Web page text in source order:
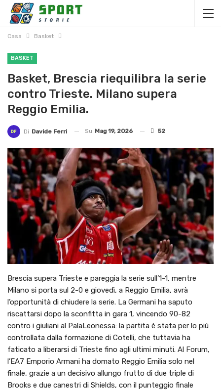
Casa Basket
BASKET
Basket, Brescia riequilibra la serie
contro Trieste. Milano supera
Reggio Emilia.
Di Davide Ferri Su Mag 19, 2026 52
Brescia supera Trieste e pareggia la serie sull’1-1, mentre
Milano si porta sul 2-0 e giovedì, a Reggio Emilia, avrà
l’opportunità di chiudere la serie. La Germani ha saputo
riscattarsi dopo la sconfitta in gara 1, vincendo 90-82
contro i giuliani al PalaLeonessa: la partita è stata per lo più
controllata dalla formazione di Cotelli, che tuttavia ha
faticato a liberarsi di Trieste fino agli ultimi minuti. Al Forum,
l’EA7 Emporio Armani ha domato Reggio Emilia solo nel
finale, grazie a un decisivo allungo frutto di due triple di
Brooks e due canestri di Shields, con il punteggio finale